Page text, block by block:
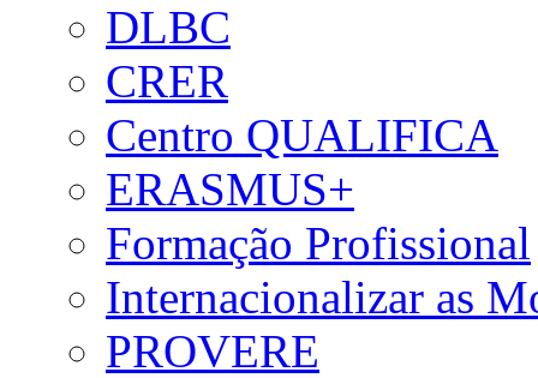
DLBC
CRER
Centro QUALIFICA
ERASMUS+
Formação Profissional
Internacionalizar as
PROVERE